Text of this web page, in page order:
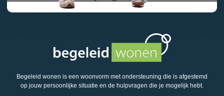
Begeleid wonen is een woonvorm met ondersteuning die is afgestemd
op jouw persoonlijke situatie en de hulpvragen die je mogelijk hebt.